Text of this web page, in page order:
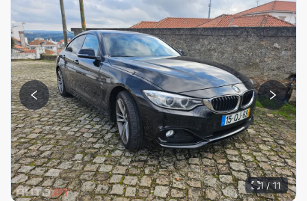
1 / 11